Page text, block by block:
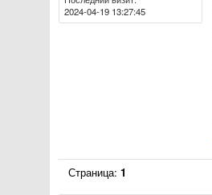
2024-04-19 13:27:45
Страница:1